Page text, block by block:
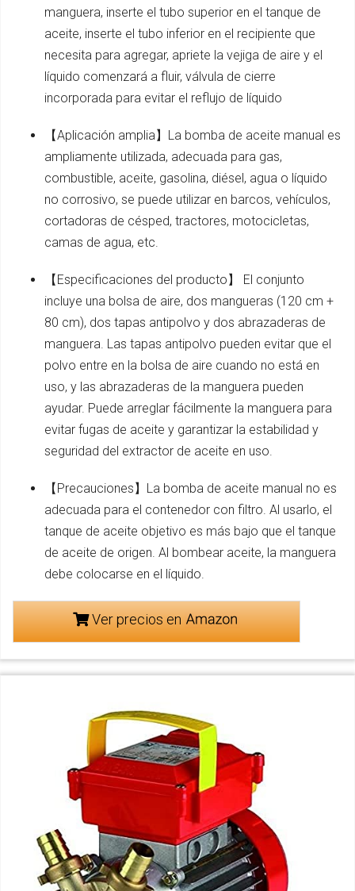
manguera, inserte el tubo superior en el tanque de
aceite, inserte el tubo inferior en el recipiente que
necesita para agregar, apriete la vejiga de aire y el
líquido comenzará a fluir, válvula de cierre
incorporada para evitar el reflujo de líquido
【Aplicación amplia】La bomba de aceite manual es
ampliamente utilizada, adecuada para gas,
combustible, aceite, gasolina, diésel, agua o líquido
no corrosivo, se puede utilizar en barcos, vehículos,
cortadoras de césped, tractores, motocicletas,
camas de agua, etc.
【Especificaciones del producto】 El conjunto
incluye una bolsa de aire, dos mangueras (120 cm +
80 cm), dos tapas antipolvo y dos abrazaderas de
manguera. Las tapas antipolvo pueden evitar que el
polvo entre en la bolsa de aire cuando no está en
uso, y las abrazaderas de la manguera pueden
ayudar. Puede arreglar fácilmente la manguera para
evitar fugas de aceite y garantizar la estabilidad y
seguridad del extractor de aceite en uso.
【Precauciones】La bomba de aceite manual no es
adecuada para el contenedor con filtro. Al usarlo, el
tanque de aceite objetivo es más bajo que el tanque
de aceite de origen. Al bombear aceite, la manguera
debe colocarse en el líquido.
Ver precios en